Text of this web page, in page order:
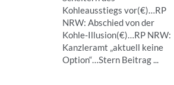
Kohleausstiegs vor(€)…RP
NRW: Abschied von der
Kohle-Illusion(€)…RP NRW:
Kanzleramt „aktuell keine
Option“…Stern Beitrag ...